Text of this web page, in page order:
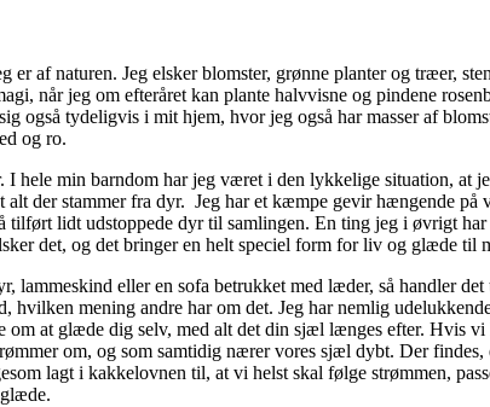
er af naturen. Jeg elsker blomster, grønne planter og træer,
når jeg om efteråret kan plante halvvisne og pindene
også tydeligvis i mit hjem, hvor jeg også har masser af
og ro.
I hele min barndom har jeg været i den lykkelige situation, at
alt der stammer fra dyr. Jeg har et kæmpe gevir hængende
tilført lidt udstoppede dyr til samlingen. En ting jeg i øvrigt
det, og det bringer en helt speciel form for liv og glæde til
lammeskind eller en sofa betrukket med læder, så handler
hvilken mening andre har om det. Jeg har nemlig
om at glæde dig selv, med alt det din sjæl længes efter. Hvis
om, og som samtidig nærer vores sjæl dybt. Der
lagt i kakkelovnen til, at vi helst skal følge strømmen,